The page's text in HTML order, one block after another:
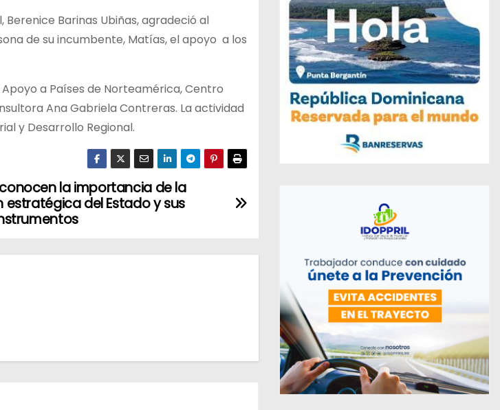
Barinas Ubiñas, agradeció al
de su incumbente, Matías, el apoyo a los
a Países de Norteamérica, Centro
Ana Gabriela Contreras. La actividad
y Desarrollo Regional.
la importancia de la
estratégica del Estado y sus